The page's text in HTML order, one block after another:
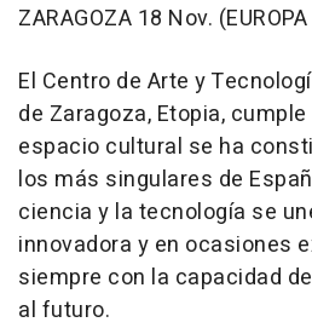
ZARAGOZA 18 Nov.
El Centro de Arte y
de Zaragoza, Etopia,
espacio cultural se ha
los más singulares de
ciencia y la tecnología se
innovadora y en ocasiones
siempre con la capacidad
al futuro.